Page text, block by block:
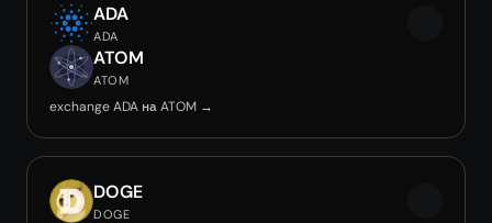
ADA
ADA
ATOM
ATOM
exchange ADA на ATOM →
DOGE
DOGE